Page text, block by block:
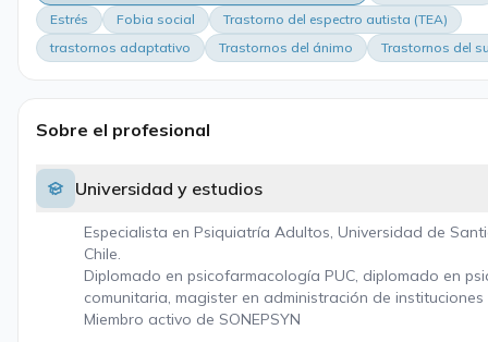
Estrés
Fobia social
Trastorno del espectro autista (TEA)
trastornos adaptativo
Trastornos del ánimo Trastornos del
Sobre el profesional
Universidad y estudios
Especialista en Psiquiatría Adultos, Universidad de
Chile.
Diplomado en psicofarmacología PUC, diplomado en
comunitaria, magister en administración de instituciones
Miembro activo de SONEPSYN